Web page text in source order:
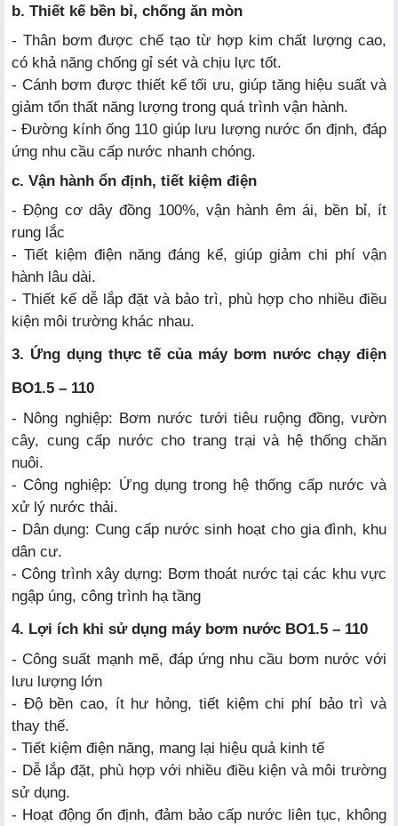
b. Thiết kế bền bỉ, chống ăn mòn
- Thân bơm được chế tạo từ hợp kim chất lượng cao,
có khả năng chống gỉ sét và chịu lực tốt.
- Cánh bơm được thiết kế tối ưu, giúp tăng hiệu suất và
giảm tổn thất năng lượng trong quá trình vận hành.
- Đường kính ống 110 giúp lưu lượng nước ổn định, đáp
ứng nhu cầu cấp nước nhanh chóng.
c. Vận hành ổn định, tiết kiệm điện
- Động cơ dây đồng 100%, vận hành êm ái, bền bỉ, ít
rung lắc
- Tiết kiệm điện năng đáng kể, giúp giảm chi phí vận
hành lâu dài.
- Thiết kế dễ lắp đặt và bảo trì, phù hợp cho nhiều điều
kiện môi trường khác nhau.
3. Ứng dụng thực tế của máy bơm nước chạy điện
BO1.5 – 110
- Nông nghiệp: Bơm nước tưới tiêu ruộng đồng, vườn
cây, cung cấp nước cho trang trại và hệ thống chăn
nuôi.
- Công nghiệp: Ứng dụng trong hệ thống cấp nước và
xử lý nước thải.
- Dân dụng: Cung cấp nước sinh hoạt cho gia đình, khu
dân cư.
- Công trình xây dựng: Bơm thoát nước tại các khu vực
ngập úng, công trình hạ tầng
4. Lợi ích khi sử dụng máy bơm nước BO1.5 – 110
- Công suất mạnh mẽ, đáp ứng nhu cầu bơm nước với
lưu lượng lớn
- Độ bền cao, ít hư hỏng, tiết kiệm chi phí bảo trì và
thay thế.
- Tiết kiệm điện năng, mang lại hiệu quả kinh tế
- Dễ lắp đặt, phù hợp với nhiều điều kiện và môi trường
sử dụng.
- Hoạt động ổn định, đảm bảo cấp nước liên tục, không